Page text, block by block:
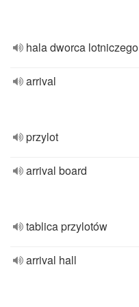
hala dworca lotniczego
arrival
przylot
arrival board
tablica przylotów
arrival hall